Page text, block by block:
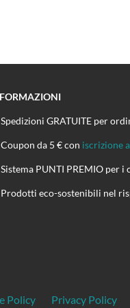
Spedizioni GRATUITE per
Coupon da 5 € con iscrizione
Sistema PUNTI PREMIO per
Prodotti eco-sostenibili nel
Policy Privacy Policy